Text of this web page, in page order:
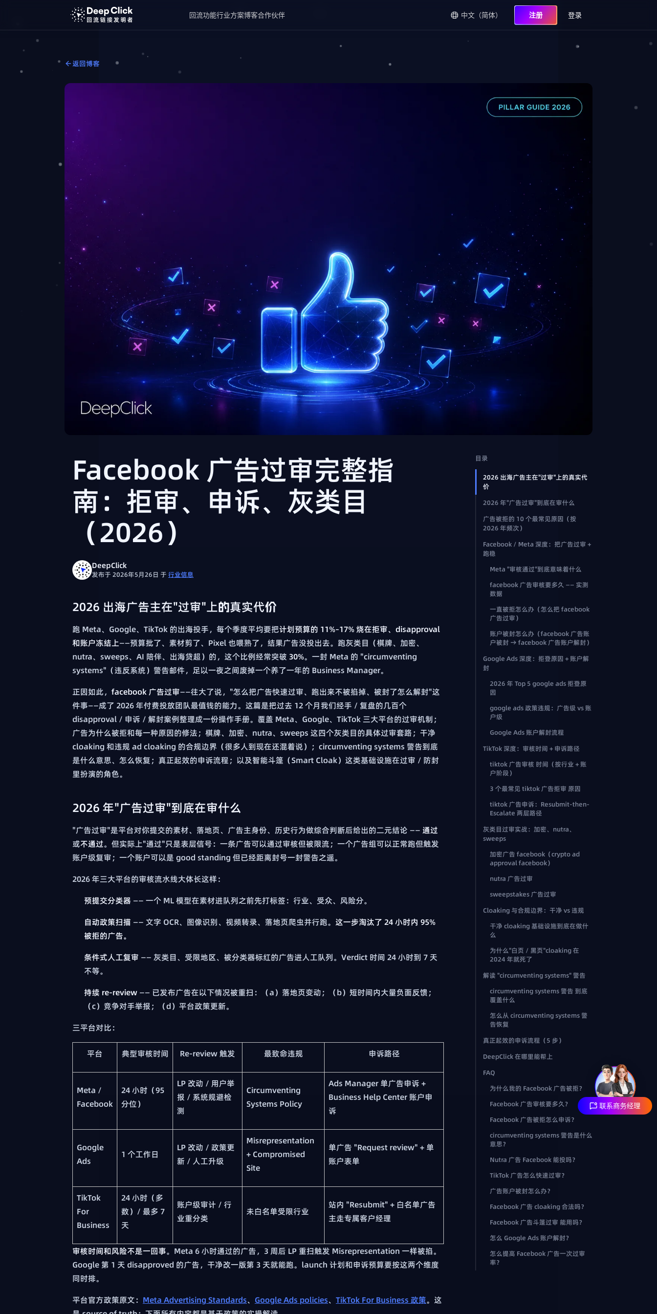
回流功能行业方案博客合作伙伴 中文（简体） 注册 登录
返回博客
Facebook 广告过审完整指
南：拒审、申诉、灰类目
（2026）
DeepClick
发布于 2026年5月26日 于 行业信息
2026 出海广告主在"过审"上的真实代价
跑 Meta、Google、TikTok 的出海投手，每个季度平均要把计划预算的 11%–17% 烧在拒审、disapproval
和账户冻结上——预算批了、素材剪了、Pixel 也喂熟了，结果广告没投出去。跑灰类目（棋牌、加密、
nutra、sweeps、AI 陪伴、出海贷超）的，这个比例经常突破 30%。一封 Meta 的 "circumventing
systems"（违反系统）警告邮件，足以一夜之间废掉一个养了一年的 Business Manager。
正因如此， facebook 广告过审——往大了说，"怎么把广告快速过审、跑出来不被掐掉、被封了怎么解封"这
件事——成了 2026 年付费投放团队最值钱的能力。这篇是把过去 12 个月我们经手 / 复盘的几百个
disapproval / 申诉 / 解封案例整理成一份操作手册。覆盖 Meta、Google、TikTok 三大平台的过审机制；
广告为什么被拒和每一种原因的修法；棋牌、加密、nutra、sweeps 这四个灰类目的具体过审套路；干净
cloaking 和违规 ad cloaking 的合规边界（很多人到现在还混着说）；circumventing systems 警告到底
是什么意思、怎么恢复；真正起效的申诉流程；以及智能斗篷（Smart Cloak）这类基础设施在过审 / 防封
里扮演的角色。
2026 年"广告过审"到底在审什么
"广告过审"是平台对你提交的素材、落地页、广告主身份、历史行为做综合判断后给出的二元结论 —— 通过
或不通过。但实际上"通过"只是表层信号：一条广告可以通过审核但被限流；一个广告组可以正常跑但触发
账户级复审；一个账户可以是 good standing 但已经距离封号一封警告之遥。
2026 年三大平台的审核流水线大体长这样：
预提交分类器 —— 一个 ML 模型在素材进队列之前先打标签：行业、受众、风险分。
自动政策扫描 —— 文字 OCR、图像识别、视频转录、落地页爬虫并行跑。 这一步淘汰了 24 小时内 95%
被拒的广告。
条件式人工复审 —— 灰类目、受限地区、被分类器标红的广告进人工队列。Verdict 时间 24 小时到 7 天
不等。
持续 re-review —— 已发布广告在以下情况被重扫：（a）落地页变动；（b）短时间内大量负面反馈；
（c）竞争对手举报；（d）平台政策更新。
三平台对比：
平台 典型审核时间 Re-review 触发 最致命违规 申诉路径
Meta /
Facebook
24 小时（95
分位）
LP 改动 / 用户举
报 / 系统规避检
测
Circumventing
Systems Policy
Ads Manager 单广告申诉 +
Business Help Center 账户申
诉
Google
Ads
1 个工作日
LP 改动 / 政策更
新 / 人工升级
Misrepresentation
+ Compromised
Site
单广告 "Request review" + 单
账户表单
TikTok
For
Business
24 小时（多
数）/ 最多 7
天
账户级审计 / 行
业重分类
未白名单受限行业
站内 "Resubmit" + 白名单广告
主走专属客户经理
审核时间和风险不是一回事。Meta 6 小时通过的广告，3 周后 LP 重扫触发 Misrepresentation 一样被掐。
Google 第 1 天 disapproved 的广告，干净改一版第 3 天就能跑。launch 计划和申诉预算要按这两个维度
同时排。
平台官方政策原文： Meta Advertising Standards、 Google Ads policies、 TikTok For Business 政策。这
目录
2026 出海广告主在"过审"上的真实代
价
2026 年"广告过审"到底在审什么
广告被拒的 10 个最常见原因（按
2026 年频次）
Facebook / Meta 深度：把广告过审 +
跑稳
Meta "审核通过"到底意味着什么
facebook 广告审核要多久 —— 实测
数据
一直被拒怎么办（怎么把 facebook
广告过审）
账户被封怎么办（facebook 广告账
户被封 → facebook 广告账户解封）
Google Ads 深度：拒登原因 + 账户解
封
2026 年 Top 5 google ads 拒登原
因
google ads 政策违规：广告级 vs 账
户级
Google Ads 账户解封流程
TikTok 深度：审核时间 + 申诉路径
tiktok 广告审核 时间（按行业 + 账
户阶段）
3 个最常见 tiktok 广告拒审 原因
tiktok 广告申诉：Resubmit-then-
Escalate 两层路径
灰类目过审实战：加密、nutra、
sweeps
加密广告 facebook（crypto ad
approval facebook）
nutra 广告过审
sweepstakes 广告过审
Cloaking 与合规边界：干净 vs 违规
干净 cloaking 基础设施到底在做什
么
为什么"白页 / 黑页"cloaking 在
2024 年就死了
解读 "circumventing systems" 警告
circumventing systems 警告 到底
覆盖什么
怎么从 circumventing systems 警
告恢复
真正起效的申诉流程（5 步）
DeepClick 在哪里能帮上
FAQ
为什么我的 Facebook 广告被拒？
Facebook 广告审核要多久？
Facebook 广告被拒怎么申诉？
circumventing systems 警告是什么
意思？
Nutra 广告 Facebook 能投吗？
TikTok 广告怎么快速过审？
广告账户被封怎么办？
Facebook 广告 cloaking 合法吗？
Facebook 广告斗篷过审 能用吗？
怎么 Google Ads 账户解封？
怎么提高 Facebook 广告一次过审
率？
联系商务经理